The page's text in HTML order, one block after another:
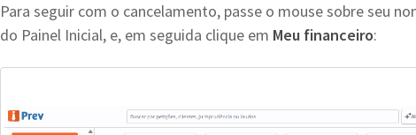
Para seguir com o cancelamento, passe o mouse sobre seu
do Painel Inicial, e, em seguida clique em Meu financeiro: